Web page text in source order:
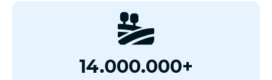
14.000.000+